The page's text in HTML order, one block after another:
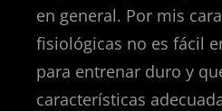
en general. Por mis
fisiológicas no es fácil
para entrenar duro y
características